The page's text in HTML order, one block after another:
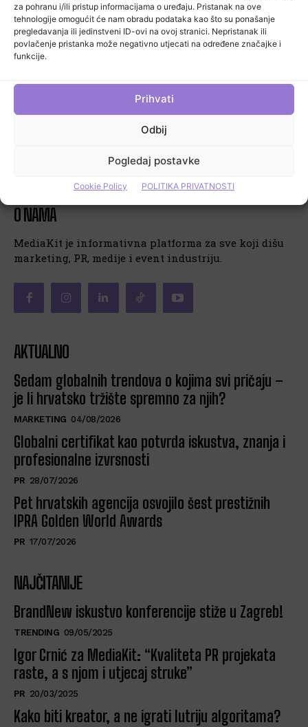
za pohranu i/ili pristup informacijama o uređaju. Pristanak na ove
tehnologije omogućit će nam obradu podataka kao što su ponašanje
pregledavanja ili jedinstveni ID-ovi na ovoj stranici. Nepristanak ili
povlačenje pristanka može negativno utjecati na određene značajke i
funkcije.
Prihvati
Odbij
Pogledaj postavke
Cookie Policy POLITIKA PRIVATNOSTI
MEDIJI MARKETING PR EVENT INDUSTRIJA
R&D
POLITIKA PRIVATNOSTI
O NAMA
MediaKit je informativna platforma za sve koji dišu
marketing, PR, medije i event industriju.
AKTUALNO
Sedam globalnih trendova o kojima svi pričaju –
je li hrvatsko tržište spremno za njih?
MARKETING 04/08/2026
Globalni certifikat kao potvrda iskustva, znanja i
profesionalne izvrsnosti
PR 28/07/2026
Pet hrvatskih agencija osvojilo šest prestižnih
IPRA Golden World Awards
PR 17/07/2026
NAJČITANIJE
BrandNew iskustvo konferencije stiže u Zagreb!
TRENDING 09/05/2025
Igor Crnić za MediaKit: “Kvaliteta PR projekata
raste, a s njom i utjecaj struke”
PR 20/03/2025
Kako biti kreator, a ne igrati lutriju algoritama?